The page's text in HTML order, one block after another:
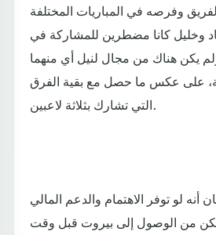
وفرصه في المباريات المختلفة
وخليل كانا مضطرين للمشاركة في
يكن هناك من مجال لنيل أي منهما
على عكس ما حصل مع بقية الفرق
التي تشارك بثلاثة لاعبين.
لو توفر الاهتمام والدعم المالي
من الوصول إلى بيروت قبل وقت